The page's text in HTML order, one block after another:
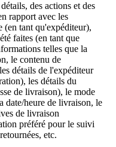
des actions et des
rapport avec les
(en tant qu'expéditeur),
faites (en tant que
telles que la
le contenu de
détails de l'expéditeur
les détails du
de livraison), le mode
date/heure de livraison, le
de livraison
préféré pour le suivi
etc.